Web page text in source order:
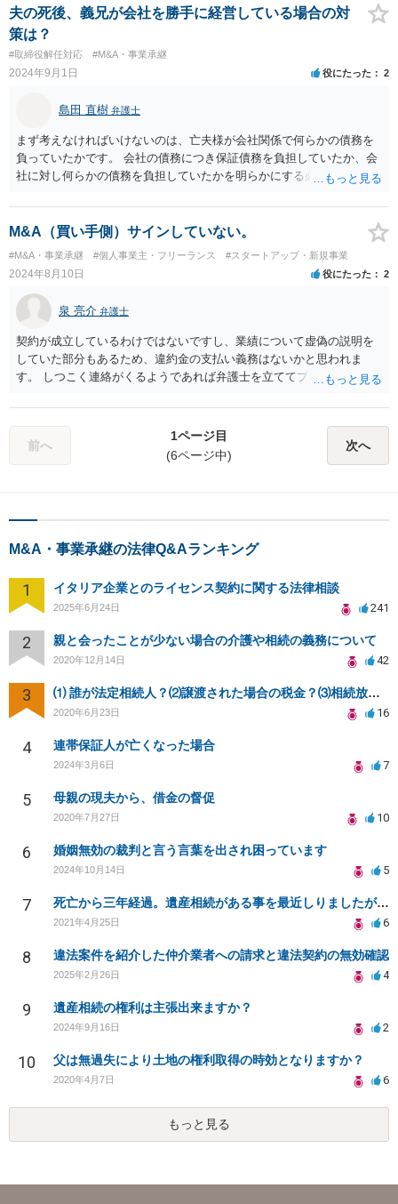
接相談•依頼してみることをご検討下さい。
談されたほうがよいでしょう。
夫の死後、義兄が会社を勝手に経営している場合の対
策は？
#取締役解任対応 #M&A・事業承継
2024年9月1日 役にたった 2
島田 直樹 弁護士
まず考えなければいけないのは、亡夫様が会社関係で何らかの債務を
負っていたかです。 会社の債務につき保証債務を負担していたか、会
社に対し何らかの債務を負担していたかを明らかにする必要がありま
に対応する必要があり、ご自身で弁護士等に依頼して処理したほうが
いいと思います。 会社の株式や代表取締役名義については、もちろん
きちんと処理することが望ましいですが、亡夫様名義のまましばらく
放置していても、ご相談者様にとって大きな問題は生じにくいと考え
られます。
M&A（買い手側）サインしていない。
#M&A・事業承継 #個人事業主・フリーランス #スタートアップ・新規事業
2024年8月10日 役にたった 2
泉 亮介 弁護士
契約が成立しているわけではないですし、業績について虚偽の説明を
していた部分もあるため、違約金の支払い義務はないかと思われま
す。 しつこく連絡がくるようであれば弁護士を立ててブロックの対応
前へ
1ページ目
(6ページ中)
次へ
M&A・事業承継の法律Q&Aランキング
1 イタリア企業とのライセンス契約に関する法律相談
2025年6月24日 241
2 親と会ったことが少ない場合の介護や相続の義務について
2020年12月14日 42
3 ⑴ 誰が法定相続人？⑵譲渡された場合の税金？⑶相続放棄後同じ不動産を相続できない？⑷借金返済義務は？
2020年6月23日 16
4 連帯保証人が亡くなった場合
2024年3月6日 7
5 母親の現夫から、借金の督促
2020年7月27日 10
6 婚姻無効の裁判と言う言葉を出され困っています
2024年10月14日 5
7 死亡から三年経過。遺産相続がある事を最近しりましたが放棄できますでしょうか？
2021年4月25日 6
8 違法案件を紹介した仲介業者への請求と違法契約の無効確認
2025年2月26日 4
9 遺産相続の権利は主張出来ますか？
2024年9月16日 2
10 父は無過失により土地の権利取得の時効となりますか？
2020年4月7日 6
もっと見る